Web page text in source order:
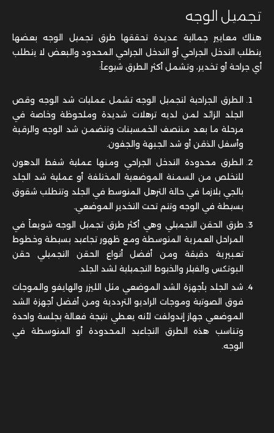
تجميل الوجه
هناك معايير جمالية عديدة تحققها طرق تجميل الوجه بعضها
يتطلب التدخل الجراحي أو التدخل الجراحي المحدود والبعض لا يتطلب
أي جراحة أو تخدير، وتشمل أكثر الطرق شيوعاً:
الطرق الجراحية لتجميل الوجه تشمل عمليات شد الوجه وقص
الجلد الزائد لمن لديه ترهلات شديدة وملحوظة وخاصة في
مرحلة ما بعد منتصف الخمسينات وتتضمن شد الوجه والرقبة
وأسفل الذقن أو شد الجبهة والجفون.
الطرق محدودة التدخل الجراحي ومنها عملية شفط الدهون
للتخلص من السمنة الموضعية المختلفة أو عملية شد الجلد
بالجي بلازما في حالة الترهل المتوسط في الجلد وتتطلب شقوق
بسيطة في الوجه وتتم تحت التخدير الموضعي.
طرق الحقن التجميلي وهي أكثر طرق تجميل الوجه شويعاً في
المراحل العمرية المتوسطة ومع ظهور تجاعيد بسيطة وخطوط
تعبيرية دقيقة ومن أفضل أنواع الحقن التجميلي حقن
البوتكس والفيلر والخيوط التجميلية لشد الجلد.
شد الجلد بأجهزة الشد الموضعي مثل الليزر والهايفو والموجات
فوق الصوتية وموجات الراديو الترددية ومن أفضل أجهزة الشد
الموضعي جهاز إندولفت لأنه يعطي نتيجة فعالة بجلسة واحدة
وتناسب هذه الطرق التجاعيد المحدودة أو المتوسطة في
الوجه.